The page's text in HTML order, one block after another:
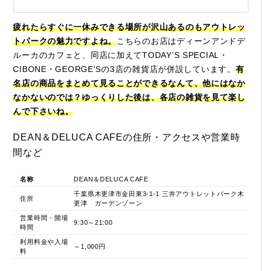
疲れたらすぐに一休みできる場所が沢山あるのもアウトレッ
トパークの魅力ですよね。こちらのお店はディーンアンドデ
ルーカのカフェと、同店に加えてTODAY’S SPECIAL・
CIBONE・GEORGE'Sの3店の雑貨店が併設しています。 有
名店の商品をまとめて見ることができるなんて、他にはなか
なかないのでは？ゆっくりした後は、各店の雑貨を見て楽し
んで下さいね。
DEAN＆DELUCA CAFEの住所・アクセスや営業時
間など
名称 DEAN＆DELUCA CAFE
住所
千葉県木更津市金田東3-1-1 三井アウトレットパーク木
更津 ガーデンゾーン
営業時間・開場
時間
9:30～21:00
利用料金や入場
料
～1,000円